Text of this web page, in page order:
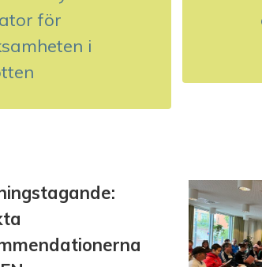
för
i